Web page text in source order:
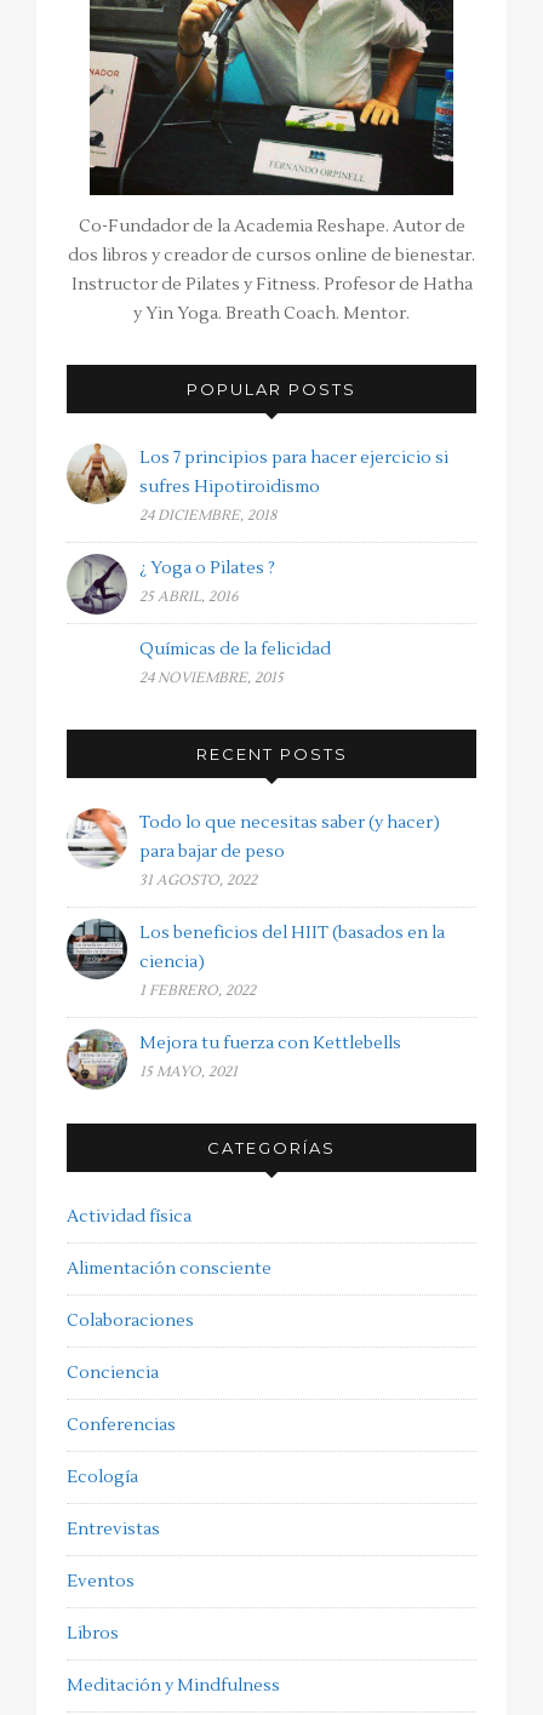
Co-Fundador de la Academia Reshape. Autor de
dos libros y creador de cursos online de bienestar.
Instructor de Pilates y Fitness. Profesor de Hatha
y Yin Yoga. Breath Coach. Mentor.
POPULAR POSTS
Los 7 principios para hacer ejercicio si
sufres Hipotiroidismo
24 DICIEMBRE, 2018
¿ Yoga o Pilates ?
25 ABRIL, 2016
Químicas de la felicidad
24 NOVIEMBRE, 2015
RECENT POSTS
Todo lo que necesitas saber (y hacer)
para bajar de peso
31 AGOSTO, 2022
Los beneficios del HIIT (basados en la
ciencia)
1 FEBRERO, 2022
Mejora tu fuerza con Kettlebells
15 MAYO, 2021
CATEGORÍAS
Actividad física
Alimentación consciente
Colaboraciones
Conciencia
Conferencias
Ecología
Entrevistas
Eventos
Libros
Meditación y Mindfulness